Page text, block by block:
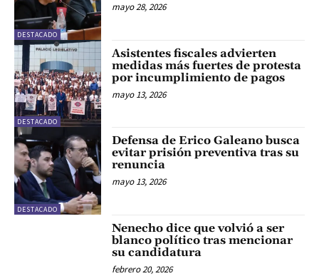
DESTACADO
mayo 28, 2026
DESTACADO
Asistentes fiscales advierten
medidas más fuertes de protesta
por incumplimiento de pagos
mayo 13, 2026
DESTACADO
Defensa de Erico Galeano busca
evitar prisión preventiva tras su
renuncia
mayo 13, 2026
Nenecho dice que volvió a ser
blanco político tras mencionar
su candidatura
febrero 20, 2026